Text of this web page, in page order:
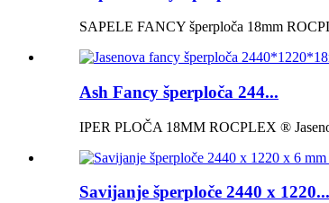
SAPELE FANCY šperploča 18mm
Ash Fancy šperploča 244...
IPER PLOČA 18MM ROCPLEX ®
Savijanje šperploče 2440 x 1220...